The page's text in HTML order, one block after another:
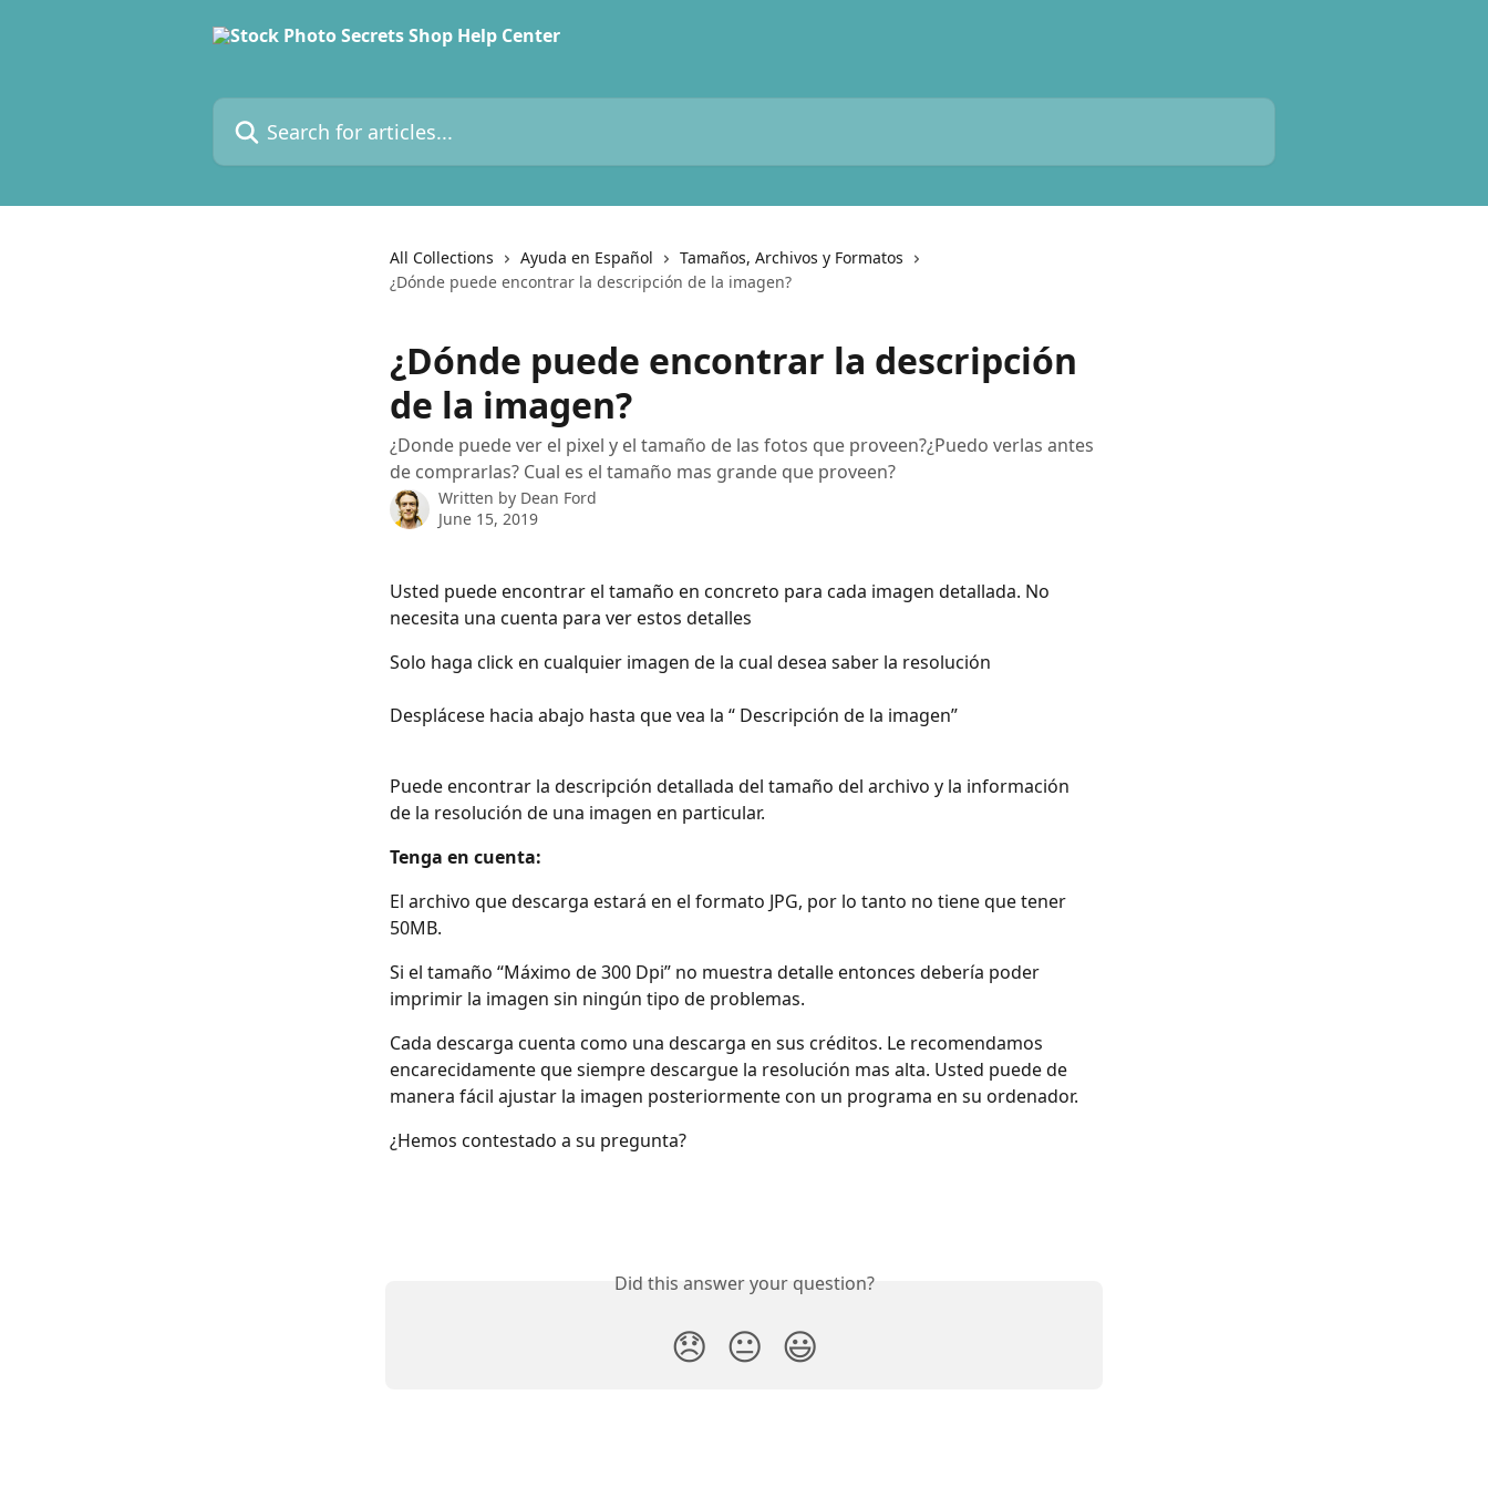
Search for articles...
All Collections Ayuda en Español
Tamaños, Archivos y Formatos
¿Dónde puede encontrar la descripción de la imagen?
¿Dónde puede encontrar la descripción
de la imagen?
¿Donde puede ver el pixel y el tamaño de las fotos que proveen?¿Puedo verlas antes
de comprarlas? Cual es el tamaño mas grande que proveen?
Written by Dean Ford
June 15, 2019
Usted puede encontrar el tamaño en concreto para cada imagen detallada. No
necesita una cuenta para ver estos detalles
Solo haga click en cualquier imagen de la cual desea saber la resolución
Desplácese hacia abajo hasta que vea la “ Descripción de la imagen”
Puede encontrar la descripción detallada del tamaño del archivo y la información
de la resolución de una imagen en particular.
Tenga en cuenta:
El archivo que descarga estará en el formato JPG, por lo tanto no tiene que tener
50MB.
Si el tamaño “Máximo de 300 Dpi” no muestra detalle entonces debería poder
imprimir la imagen sin ningún tipo de problemas.
Cada descarga cuenta como una descarga en sus créditos. Le recomendamos
encarecidamente que siempre descargue la resolución mas alta. Usted puede de
manera fácil ajustar la imagen posteriormente con un programa en su ordenador.
¿Hemos contestado a su pregunta?
Did this answer your question?
😞 😐 😃